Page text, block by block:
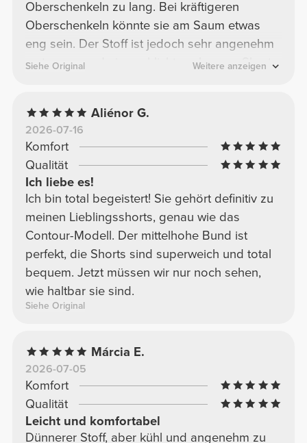
Oberschenkeln zu lang. Bei kräftigeren
Oberschenkeln könnte sie am Saum etwas
eng sein. Der Stoff ist jedoch sehr angenehm
zu tragen, und eine schlichte schwarze Shorts
Siehe Original Weitere anzeigen
Aliénor G.
2026-07-16
Komfort
Qualität
Ich liebe es!
Ich bin total begeistert! Sie gehört definitiv zu
meinen Lieblingsshorts, genau wie das
Contour-Modell. Der mittelhohe Bund ist
perfekt, die Shorts sind superweich und total
bequem. Jetzt müssen wir nur noch sehen,
wie haltbar sie sind.
Siehe Original
Márcia E.
2026-07-05
Komfort
Qualität
Leicht und komfortabel
Dünnerer Stoff, aber kühl und angenehm zu